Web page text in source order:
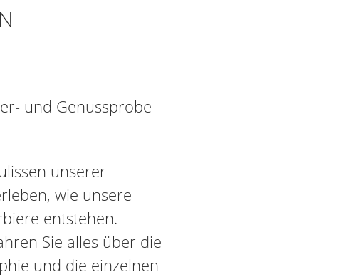
und Genussprobe
unserer
wie unsere
entstehen.
Sie alles über die
und die einzelnen